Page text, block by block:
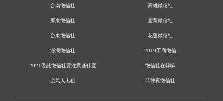
台南徵信社 高雄徵信社
屏東徵信社 宜蘭徵信社
台東徵信社 花蓮徵信社
澎湖徵信社 2019工商徵信
2021委託徵信社要注意些什麼 徵信社在幹嘛
空氣人出租 菲律賓徵信社